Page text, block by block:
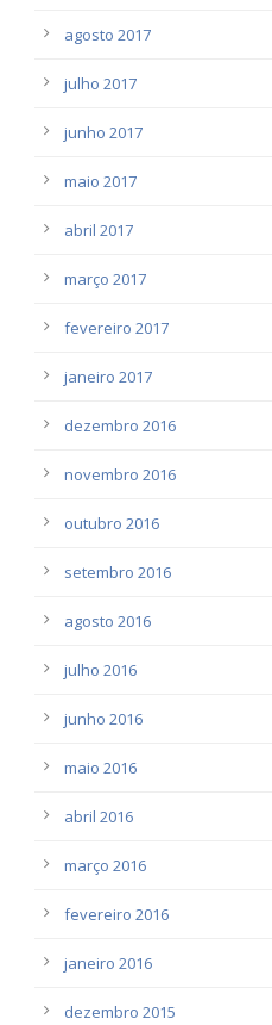
agosto 2017
julho 2017
junho 2017
maio 2017
abril 2017
março 2017
fevereiro 2017
janeiro 2017
dezembro 2016
novembro 2016
outubro 2016
setembro 2016
agosto 2016
julho 2016
junho 2016
maio 2016
abril 2016
março 2016
fevereiro 2016
janeiro 2016
dezembro 2015